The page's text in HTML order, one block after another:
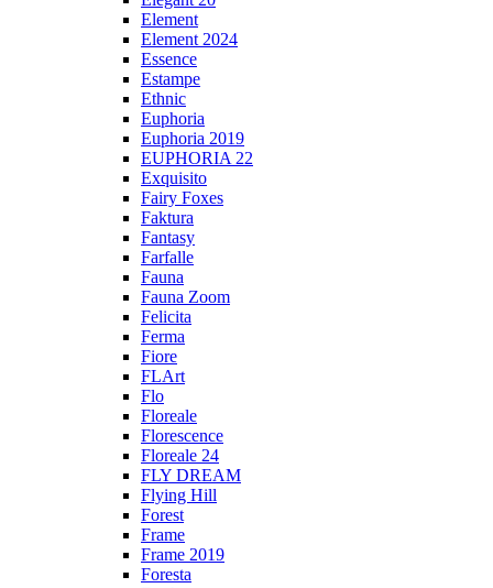
Element
Element 2024
Essence
Estampe
Ethnic
Euphoria
Euphoria 2019
EUPHORIA 22
Exquisito
Fairy Foxes
Faktura
Fantasy
Farfalle
Fauna
Fauna Zoom
Felicita
Ferma
Fiore
FLArt
Flo
Floreale
Florescence
Floreale 24
FLY DREAM
Flying Hill
Forest
Frame
Frame 2019
Foresta